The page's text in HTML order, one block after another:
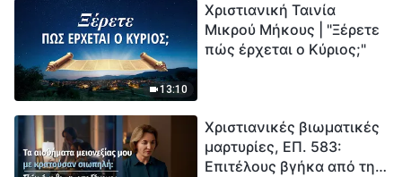
13:10
Χριστιανική Ταινία
Μικρού Μήκους | "Ξέρετε
πώς έρχεται ο Κύριος;"
Χριστιανικές βιωματικές
μαρτυρίες, ΕΠ. 583:
Επιτέλους βγήκα από τη